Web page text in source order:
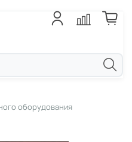
оборудования